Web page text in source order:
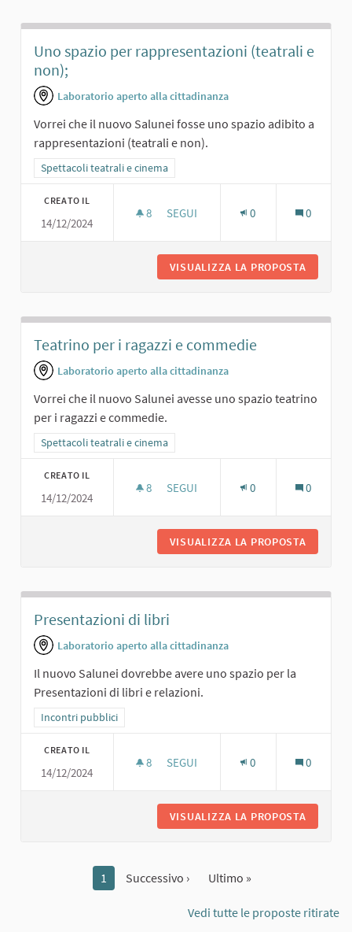
Uno spazio per rappresentazioni (teatrali e
non);
Laboratorio aperto alla cittadinanza
Vorrei che il nuovo Salunei fosse uno spazio adibito a
rappresentazioni (teatrali e non).
Filtra i risultati per categoria: Spettacoli teatrali e cinema
Spettacoli teatrali e cinema
CREATO IL
14/12/2024
8 8 SOSTENITORI
SEGUI 0 0
VISUALIZZA LA PROPOSTA
Teatrino per i ragazzi e commedie
Laboratorio aperto alla cittadinanza
Vorrei che il nuovo Salunei avesse uno spazio teatrino
per i ragazzi e commedie.
Filtra i risultati per categoria: Spettacoli teatrali e cinema
Spettacoli teatrali e cinema
CREATO IL
14/12/2024
8 8 SOSTENITORI
SEGUI 0 0
VISUALIZZA LA PROPOSTA
Presentazioni di libri
Laboratorio aperto alla cittadinanza
Il nuovo Salunei dovrebbe avere uno spazio per la
Presentazioni di libri e relazioni.
Filtra i risultati per categoria: Incontri pubblici
Incontri pubblici
CREATO IL
14/12/2024
8 8 SOSTENITORI
SEGUI 0 0
VISUALIZZA LA PROPOSTA
1 Successivo › Ultimo »
Vedi tutte le proposte ritirate